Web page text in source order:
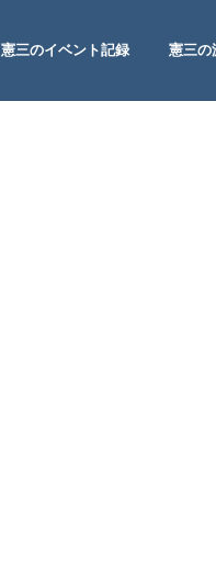
憲三のイベント記録 憲三の